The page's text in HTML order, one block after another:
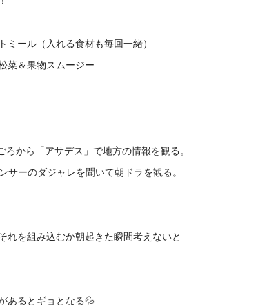
ール（入れる食材も毎回一緒）
菜＆果物スムージー
から「アサデス」で地方の情報を観る。
サーのダジャレを聞いて朝ドラを観る。
れを組み込むか朝起きた瞬間考えないと
あるとギョとなる💦